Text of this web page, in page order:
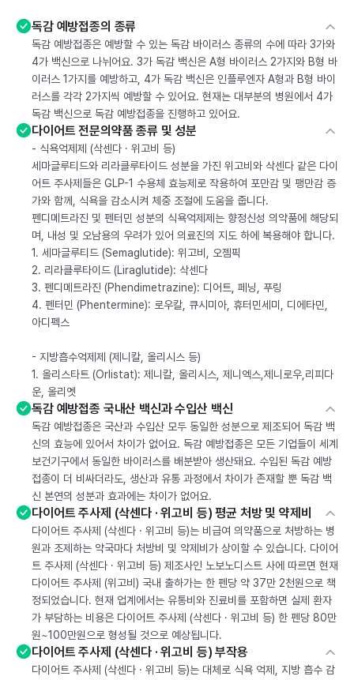
독감 예방접종의 종류
독감 예방접종은 예방할 수 있는 독감 바이러스 종류의 수에 따라 3가와
4가 백신으로 나뉘어요. 3가 독감 백신은 A형 바이러스 2가지와 B형 바
이러스 1가지를 예방하고, 4가 독감 백신은 인플루엔자 A형과 B형 바이
러스를 각각 2가지씩 예방할 수 있어요. 현재는 대부분의 병원에서 4가
독감 백신으로 독감 예방접종을 진행하고 있어요.
다이어트 전문의약품 종류 및 성분
- 식욕억제제 (삭센다 · 위고비 등)
세마글루티드와 리라클루타이드 성분을 가진 위고비와 삭센다 같은 다이
어트 주사제들은 GLP-1 수용체 효능제로 작용하여 포만감 및 팽만감 증
가와 함께, 식욕을 감소시켜 체중 조절에 도움을 줍니다.
펜디메트라진 및 펜터민 성분의 식욕억제제는 향정신성 의약품에 해당되
며, 내성 및 오남용의 우려가 있어 의료진의 지도 하에 복용해야 합니다.
1. 세마글루티드 (Semaglutide): 위고비, 오젬픽
2. 리라클루타이드 (Liraglutide): 삭센다
3. 펜디메트라진 (Phendimetrazine): 디어트, 페닝, 푸링
4. 펜터민 (Phentermine): 로우칼, 큐시미아, 휴터민세미, 디에타민,
아디펙스
- 지방흡수억제제 (제니칼, 올리시스 등)
1. 올리스타트 (Orlistat): 제니칼, 올리시스, 제니엑스,제니로우,리피다
운, 올리엣
독감 예방접종 국내산 백신과 수입산 백신
독감 예방접종은 국산과 수입산 모두 동일한 성분으로 제조되어 독감 백
신의 효능에 있어서 차이가 없어요. 독감 예방접종은 모든 기업들이 세계
보건기구에서 동일한 바이러스를 배분받아 생산돼요. 수입된 독감 예방
접종이 더 비싸더라도, 생산과 유통 과정에서 차이가 존재할 뿐 독감 백
신 본연의 성분과 효과에는 차이가 없어요.
다이어트 주사제 (삭센다 · 위고비 등) 평균 처방 및 약제비
다이어트 주사제 (삭센다 · 위고비 등)는 비급여 의약품으로 처방하는 병
원과 조제하는 약국마다 처방비 및 약제비가 상이할 수 있습니다. 다이어
트 주사제 (삭센다 · 위고비 등) 제조사인 노보노디스트 사에 따르면 현재
다이어트 주사제 (위고비) 국내 출하가는 한 펜당 약 37만 2천원으로 책
정되었습니다. 현재 업계에서는 유통비와 진료비를 포함하면 실제 환자
가 부담하는 비용은 다이어트 주사제 (삭센다 · 위고비 등) 한 펜당 80만
원~100만원으로 형성될 것으로 예상됩니다.
다이어트 주사제 (삭센다 · 위고비 등) 부작용
다이어트 주사제 (삭센다 · 위고비 등)는 대체로 식욕 억제, 지방 흡수 감